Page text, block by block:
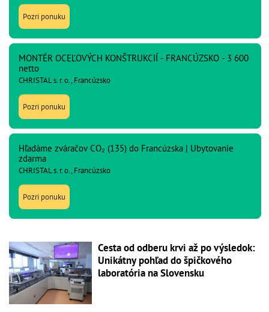
Pozri ponuku
MONTÉR OCEĽOVÝCH KONŠTRUKCIÍ - FRANCÚZSKO - 3 600
netto
CHRISTAL s. r. o., Francúzsko
Pozri ponuku
Hľadáme zváračov CO₂ (135) do Francúzska | Ubytovanie
zdarma
CHRISTAL s. r. o., Francúzsko
Pozri ponuku
Cesta od odberu krvi až po výsledok:
Unikátny pohľad do špičkového
laboratória na Slovensku